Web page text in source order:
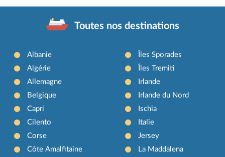
Toutes nos destinations
Albanie
Algérie
Allemagne
Belgique
Capri
Cilento
Corse
Côte Amalfitaine
Îles Sporades
Îles Tremiti
Irlande
Irlande du Nord
Ischia
Italie
Jersey
La Maddalena